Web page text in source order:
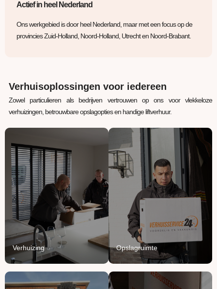
Actief in heel Nederland
Ons werkgebied is door heel Nederland, maar met een focus op de
provincies Zuid-Holland, Noord-Holland, Utrecht en Noord-Brabant.
Verhuisoplossingen voor iedereen
Zowel particulieren als bedrijven vertrouwen op ons voor vlekkeloze
verhuizingen, betrouwbare opslagopties en handige liftverhuur.
Verhuizing
Verhuizing
Uw inboedel van A naar
B verhuizen? Wij regelen
het van A tot Z.
Lees Meer
Opslagruimte
Opslagruimte
Jouw spullen staan bij
ons veilig, verwarmd en
beschermd.
Lees Meer